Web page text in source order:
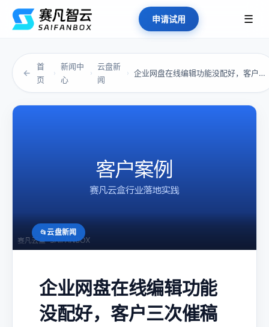
申请试用 ☰
←
首
页
›
新闻中
心
›
云盘新
闻
› 企业网盘在线编辑功能没配好，客户三次催稿我只...
云盘新闻
企业网盘在线编辑功能
没配好，客户三次催稿